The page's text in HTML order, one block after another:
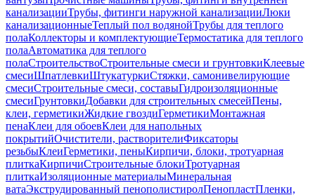
канализацииТрубы, фитинги наружной канализацииЛюки
канализационныеТеплый пол водянойТрубы для теплого
полаКоллекторы и комплектующиеТермостатика для теплого
полаАвтоматика для теплого
полаСтроительствоСтроительные смеси и грунтовкиКлеевые
смесиШпатлевкиШтукатуркиСтяжки, самонивелирующие
смесиСтроительные смеси, составыГидроизоляционные
смесиГрунтовкиДобавки для строительных смесейПены,
клеи, герметикиЖидкие гвоздиГерметикиМонтажная
пенаКлеи для обоевКлеи для напольных
покрытийОчистители, растворителиФиксаторы
резьбыКлеиГерметики, пеныКирпичи, блоки, тротуарная
плиткаКирпичиСтроительные блокиТротуарная
плиткаИзоляционные материалыМинеральная
ватаЭкструдированный пенополистиролПенопластПленки,